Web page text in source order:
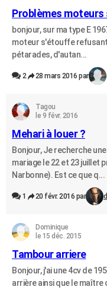
Problèmes moteurs
bonjour, sur ma type E
moteur s'étouffe
pétarades, d'autan...
2 28 mars 2016 par
Tagou
le 9 févr. 2016
Mehari à louer ?
Bonjour, Je recherche
mariage le 22 et 23 juillet
Narbonne). Est ce que q...
1 20 févr. 2016 par
Dominique
le 15 déc. 2015
Tambour arriere
Bonjour, j'ai une 4cv de
arrière ainsi que le